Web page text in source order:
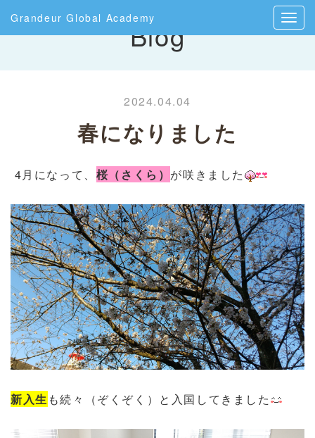
Grandeur Global AcademyBlog
2024.04.04
春になりました
4月になって、 桜（さくら） が咲きました
新入生 も続々（ぞくぞく） と入国してきました